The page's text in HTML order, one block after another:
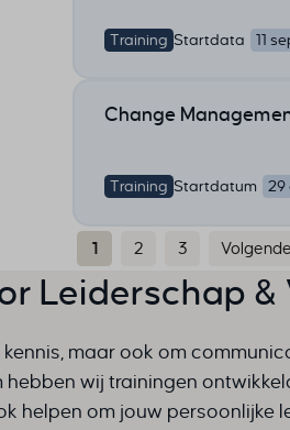
Training Startdata 11
Change
Training Startdatum 29
1 2 3
Leiderschap
maar ook om
wij trainingen
helpen om jouw persoonlijke